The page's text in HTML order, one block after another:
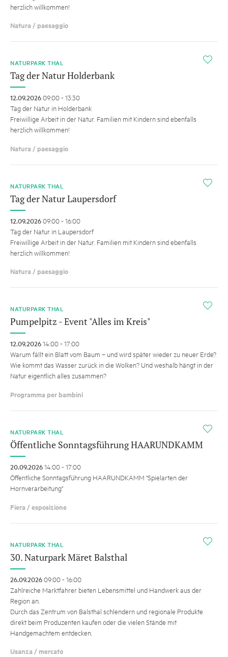
herzlich willkommen!
Natura / paesaggio
i
NATURPARK THAL
Tag der Natur Holderbank
12.09.202609:00 - 13:30
Tag der Natur in Holderbank
Freiwillige Arbeit in der Natur. Familien mit Kindern sind ebenfalls
herzlich willkommen!
Natura / paesaggio
i
NATURPARK THAL
Tag der Natur Laupersdorf
12.09.202609:00 - 16:00
Tag der Natur in Laupersdorf
Freiwillige Arbeit in der Natur. Familien mit Kindern sind ebenfalls
herzlich willkommen!
Natura / paesaggio
i
NATURPARK THAL
Pumpelpitz - Event "Alles im Kreis"
12.09.202614:00 - 17:00
Warum fällt ein Blatt vom Baum – und wird später wieder zu neuer Erde?
Wie kommt das Wasser zurück in die Wolken? Und weshalb hängt in der
Natur eigentlich alles zusammen?
Programma per bambini
i
NATURPARK THAL
Öffentliche Sonntagsführung HAARUNDKAMM
20.09.202614:00 - 17:00
Öffentliche Sonntagsführung HAARUNDKAMM "Spielarten der
Hornverarbeitung"
Fiera / esposizione
i
NATURPARK THAL
30. Naturpark Märet Balsthal
26.09.202609:00 - 16:00
Zahlreiche Marktfahrer bieten Lebensmittel und Handwerk aus der
Region an.
Durch das Zentrum von Balsthal schlendern und regionale Produkte
direkt beim Produzenten kaufen oder die vielen Stände mit
Handgemachtem entdecken.
Usanza / mercato